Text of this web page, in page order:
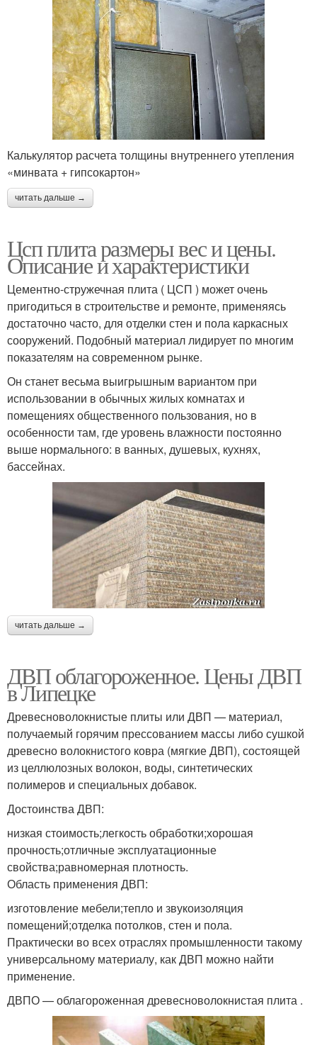
Калькулятор расчета толщины внутреннего утепления
«минвата + гипсокартон»
читать дальше →
Цсп плита размеры вес и цены.
Описание и характеристики
Цементно-стружечная плита ( ЦСП ) может очень
пригодиться в строительстве и ремонте, применяясь
достаточно часто, для отделки стен и пола каркасных
сооружений. Подобный материал лидирует по многим
показателям на современном рынке.
Он станет весьма выигрышным вариантом при
использовании в обычных жилых комнатах и
помещениях общественного пользования, но в
особенности там, где уровень влажности постоянно
выше нормального: в ванных, душевых, кухнях,
бассейнах.
читать дальше →
ДВП облагороженное. Цены ДВП
в Липецке
Древесноволокнистые плиты или ДВП — материал,
получаемый горячим прессованием массы либо сушкой
древесно волокнистого ковра (мягкие ДВП), состоящей
из целлюлозных волокон, воды, синтетических
полимеров и специальных добавок.
Достоинства ДВП:
низкая стоимость;легкость обработки;хорошая
прочность;отличные эксплуатационные
свойства;равномерная плотность.
Область применения ДВП:
изготовление мебели;тепло и звукоизоляция
помещений;отделка потолков, стен и пола.
Практически во всех отраслях промышленности такому
универсальному материалу, как ДВП можно найти
применение.
ДВПО — облагороженная древесноволокнистая плита .